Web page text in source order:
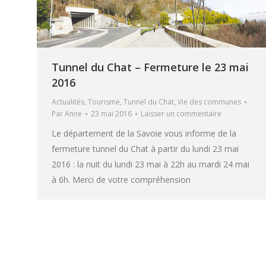
Tunnel du Chat – Fermeture le 23 mai
2016
Actualités, Tourisme, Tunnel du Chat, Vie des communes
ParAnne 23 mai 2016 Laisser un commentaire
Le département de la Savoie vous informe de la
fermeture tunnel du Chat à partir du lundi 23 mai
2016 : la nuit du lundi 23 mai à 22h au mardi 24 mai
à 6h. Merci de votre compréhension